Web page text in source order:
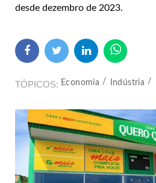
desde dezembro de 2023.
TÓPICOS Economia Indústria